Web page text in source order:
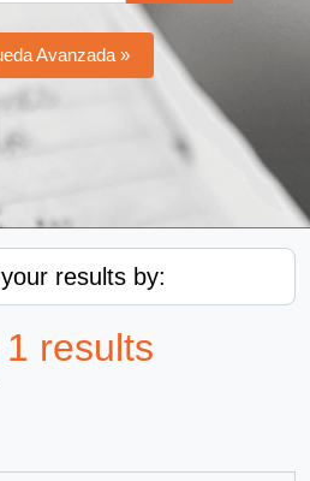
Avanzada »
results by:
results